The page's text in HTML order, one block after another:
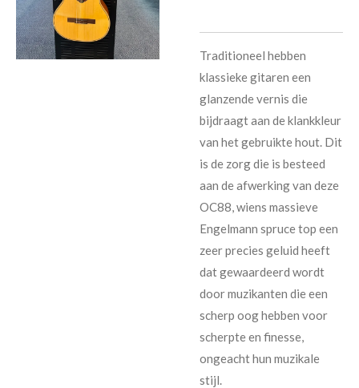
Traditioneel hebben
klassieke gitaren een
glanzende vernis die
bijdraagt aan de klankkleur
van het gebruikte hout. Dit
is de zorg die is besteed
aan de afwerking van deze
OC88, wiens massieve
Engelmann spruce top een
zeer precies geluid heeft
dat gewaardeerd wordt
door muzikanten die een
scherp oog hebben voor
scherpte en finesse,
ongeacht hun muzikale
stijl.